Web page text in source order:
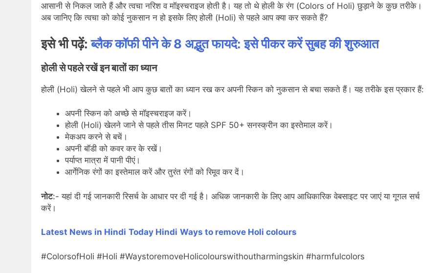
आसानी से निकल जाते हैं और त्वचा नरिश व मॉइस्चराइज होती है। यह तो थे होली के रंग (Colors of Holi) छुड़ाने के कुछ तरीके।
अब जानिए कि त्वचा को कोई नुकसान न हो इसके लिए होली (Holi) से पहले आप क्या कर सकते हैं?
इसे भी पढ़ें:ब्लैक कॉफी पीने के 8 अद्भुत फायदे: इसे पीकर करें सुबह की शुरुआत
होली से पहले रखें इन बातों का ध्यान
होली (Holi) खेलने से पहले भी आप कुछ बातों का ध्यान रख कर अपनी स्किन को नुकसान से बचा सकते हैं। यह तरीके इस प्रकार हैं:
अपनी स्किन को अच्छे से मॉइस्चराइज करें।
होली (Holi) खेलने जाने से पहले तीस मिनट पहले SPF 50+ सनस्क्रीन का इस्तेमाल करें।
मेकअप करने से बचें।
अपनी बॉडी को कवर कर के रखें।
पर्याप्त मात्रा में पानी पीएं।
आर्गेनिक रंगों का इस्तेमाल करें और तुरंत रंगों को रिमूव कर दें।
नोट:- यहां दी गई जानकारी रिसर्च के आधार पर दी गई है। अधिक जानकारी के लिए आप आधिकारिक वेबसाइट पर जाएं या गूगल सर्च
करें।
Latest News in Hindi Today Hindi Ways to remove Holi colours
#ColorsofHoli #Holi #WaystoremoveHolicolourswithoutharmingskin #harmfulcolors